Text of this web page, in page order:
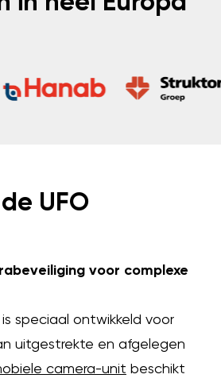
UFO
voor complexe
speciaal ontwikkeld voor
uitgestrekte en afgelegen
camera-unit beschikt